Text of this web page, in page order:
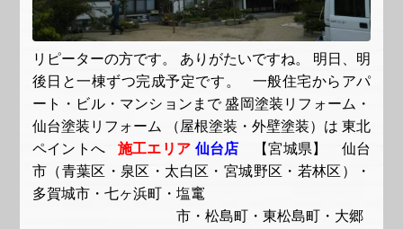
リピーターの方です。 ありがたいですね。 明日、明
後日と一棟ずつ完成予定です。 一般住宅からアパ
ート・ビル・マンションまで 盛岡塗装リフォーム・
仙台塗装リフォーム （屋根塗装・外壁塗装）は 東北
ペイントへ 施工エリア 仙台店
【宮城県】 仙台
市（青葉区・泉区・太白区・宮城野区・若林区）・
多賀城市・七ヶ浜町・塩竃
市・松島町・東松島町・大郷